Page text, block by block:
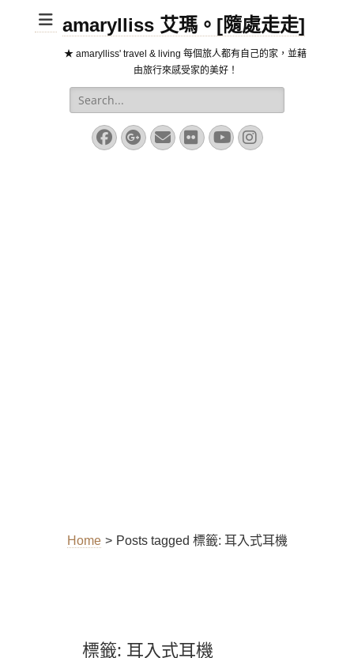
amarylliss 艾瑪。[隨處走走]
★ amarylliss' travel & living 每個旅人都有自己的家，並藉
由旅行來感受家的美好！
Search
for:
Facebook
Googleplus
EmailFlickrYouTube
Instagram
Home > Posts tagged 標籤: 耳入式耳機
標籤: 耳入式耳機